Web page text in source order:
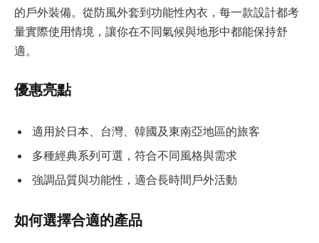
的戶外裝備。從防風外套到功能性內衣，每一款設計都考
量實際使用情境，讓你在不同氣候與地形中都能保持舒
適。
優惠亮點
適用於日本、台灣、韓國及東南亞地區的旅客
多種經典系列可選，符合不同風格與需求
強調品質與功能性，適合長時間戶外活動
如何選擇合適的產品